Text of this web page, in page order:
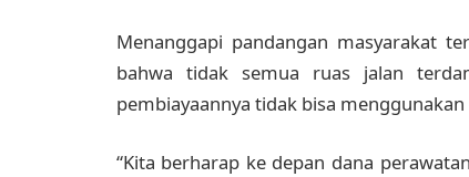
Menanggapi pandangan masyarakat
bahwa tidak semua ruas jalan
pembiayaannya tidak bisa
“Kita berharap ke depan dana